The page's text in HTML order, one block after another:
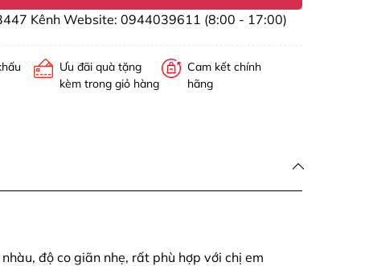
Kênh Website: 0944039611 (8:00 - 17:00)
Ưu đãi quà tặng
kèm trong giỏ hàng
Cam kết chính
hãng
độ co giãn nhẹ, rất phù hợp với chị em